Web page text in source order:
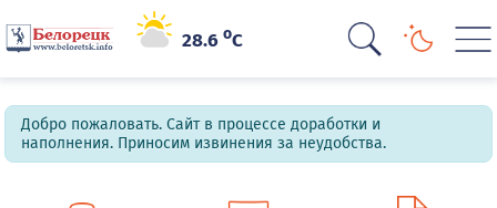
28.6oC
Добро пожаловать. Сайт в процессе доработки и
наполнения. Приносим извинения за неудобства.